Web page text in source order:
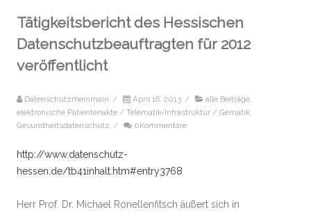
Tätigkeitsbericht des Hessischen
Datenschutzbeauftragten für 2012
veröffentlicht
Datenschutzrheinmain / April 16, 2013 / alle Beiträge
elektronische Patientenakte / Telematik-Infrastruktur / Gematik
Gesundheitsdatenschutz / 0Kommentare
http://www.datenschutz-
hessen.de/tb41inhalt.htm#entry3768
Herr Prof. Dr. Michael Ronellenfitsch äußert sich in